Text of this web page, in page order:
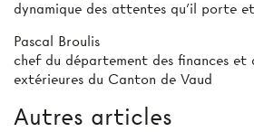
dynamique des attentes qu’il porte
Pascal Broulis
chef du département des finances et
extérieures du Canton de Vaud
Autres articles